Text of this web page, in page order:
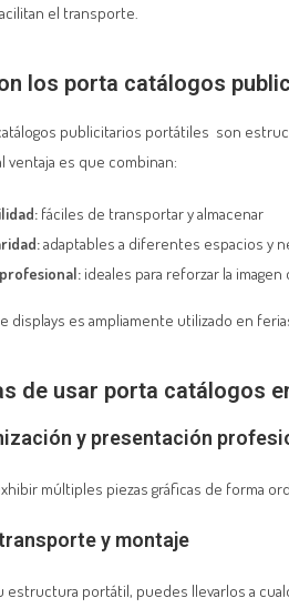
el transporte.
los porta catálogos
publicitarios portátiles son
ventaja es que combinan:
fáciles de transportar y almacenar
adaptables a diferentes espacios y
ideales para reforzar la imagen
displays es ampliamente utilizado en
de usar porta catálogos
y presentación
múltiples piezas gráficas de forma
y montaje
estructura portátil, puedes llevarlos a